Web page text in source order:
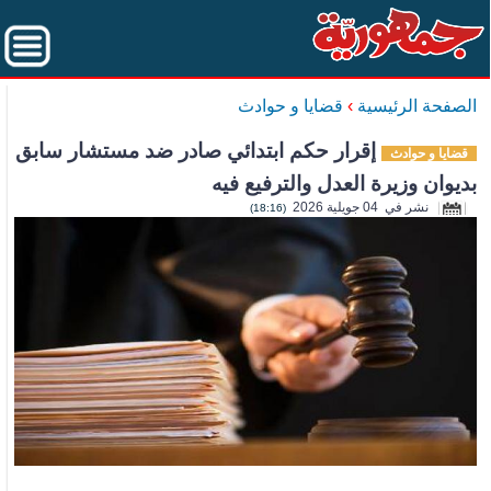
الصفحة الرئيسية › قضايا و حوادث
قضايا و حوادث إقرار حكم ابتدائي صادر ضد مستشار سابق
بديوان وزيرة العدل والترفيع فيه
نشر في 04 جويلية 2026 (18:16)